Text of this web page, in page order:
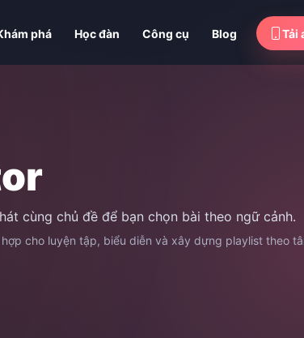
phá Học đàn Công cụ Blog Tải
cùng chủ đề để bạn chọn bài theo ngữ cảnh.
cho luyện tập, biểu diễn và xây dựng playlist theo